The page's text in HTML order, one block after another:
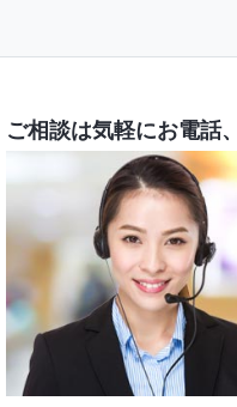
ご相談は気軽にお電話